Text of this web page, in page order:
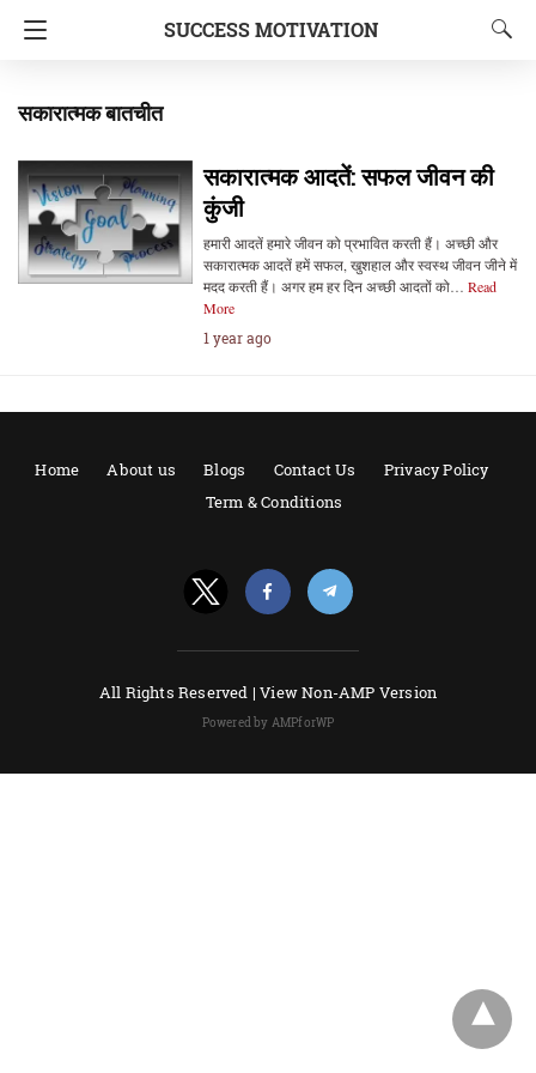
SUCCESS MOTIVATION
सकारात्मक बातचीत
सकारात्मक आदतें: सफल जीवन की
कुंजी
हमारी आदतें हमारे जीवन को प्रभावित करती हैं। अच्छी और
सकारात्मक आदतें हमें सफल, खुशहाल और स्वस्थ जीवन जीने में
मदद करती हैं। अगर हम हर दिन अच्छी आदतों को… Read
More
1 year ago
Home About us Blogs Contact Us
Privacy Policy
Term & Conditions
All Rights Reserved |View Non-AMP Version
Powered by AMPforWP